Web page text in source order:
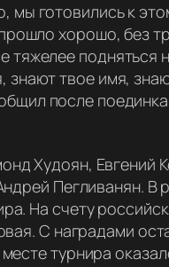
мы готовились к
хорошо, без
подняться
твое имя,
после
Худоян, Евгений
Пегливанян. В
На счету
С наградами
турнира